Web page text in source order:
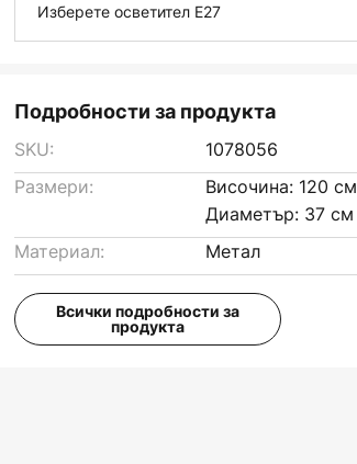
Изберете осветител E27
Подробности за продукта
SKU:
1078056
Размери:
Височина: 120 см
Диаметър: 37 см
Материал:
Метал
Всички подробности за
продукта